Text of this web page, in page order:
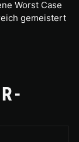
Worst Case
gemeistert